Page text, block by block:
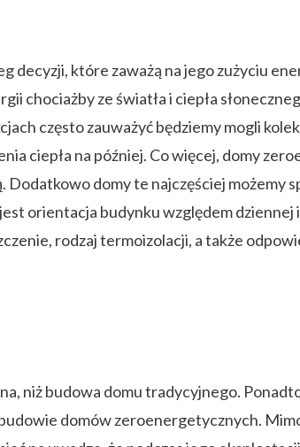
decyzji, które zaważą na jego zużyciu
chociażby ze światła i ciepła
często zauważyć będziemy mogli
ciepła na później. Co więcej, domy
domy te najczęściej możemy
orientacja budynku względem dziennej
rodzaj termoizolacji, a także
niż budowa domu tradycyjnego.
domów zeroenergetycznych.